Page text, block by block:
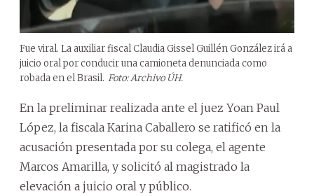
Fue viral. La auxiliar fiscal Claudia Gissel Guillén González irá a
juicio oral por conducir una camioneta denunciada como
robada en el Brasil. Foto: Archivo ÚH.
En la preliminar realizada ante el juez Yoan Paul
López, la fiscala Karina Caballero se ratificó en la
acusación presentada por su colega, el agente
Marcos Amarilla, y solicitó al magistrado la
elevación a juicio oral y público.